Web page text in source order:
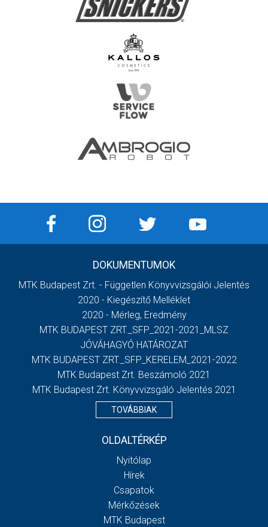
DOKUMENTUMOK
MTK Budapest Zrt. - Független Könyvvizsgálói Jelentés
2020 - Kiegészítő Melléklet
2020 - Mérleg, Eredmény
MTK BUDAPEST ZRT._SFP_2021-2021_MLSZ
JÓVÁHAGYÓ HATÁROZAT
MTK BUDAPEST ZRT._SFP_KERELEM_2021-2022
MTK Budapest Zrt. Beszámoló 2021
MTK Budapest Zrt. Könyvvizsgáló Jelentés 2021
TOVÁBBIAK
OLDALTÉRKÉP
Nyitólap
Hírek
Csapatok
Mérkőzések
MTK Budapest